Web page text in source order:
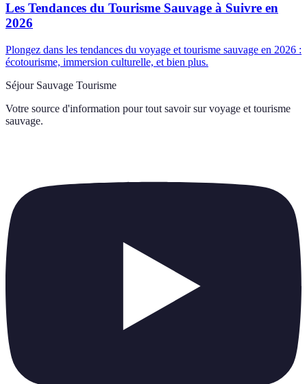
Les Tendances du Tourisme Sauvage à Suivre en
2026
Plongez dans les tendances du voyage et tourisme sauvage en 2026 :
écotourisme, immersion culturelle, et bien plus.
Séjour Sauvage Tourisme
Votre source d'information pour tout savoir sur voyage et tourisme
sauvage.